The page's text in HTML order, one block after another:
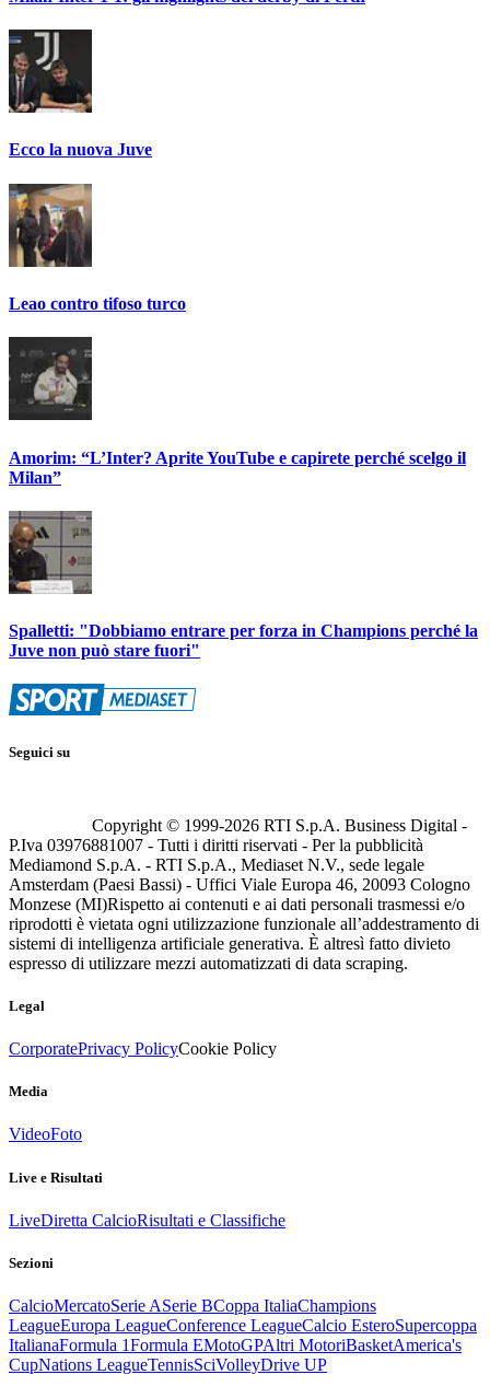
Ecco la nuova Juve
Leao contro tifoso turco
Amorim: “L’Inter? Aprite YouTube e capirete perché scelgo il
Milan”
Spalletti: "Dobbiamo entrare per forza in Champions perché la
Juve non può stare fuori"
Seguici su
Copyright © 1999-2026 RTI S.p.A. Business Digital -
P.Iva 03976881007 - Tutti i diritti riservati - Per la pubblicità
Mediamond S.p.A. - RTI S.p.A., Mediaset N.V., sede legale
Amsterdam (Paesi Bassi) - Uffici Viale Europa 46, 20093 Cologno
Monzese (MI)Rispetto ai contenuti e ai dati personali trasmessi e/o
riprodotti è vietata ogni utilizzazione funzionale all’addestramento di
sistemi di intelligenza artificiale generativa. È altresì fatto divieto
espresso di utilizzare mezzi automatizzati di data scraping.
Legal
CorporatePrivacy PolicyCookie Policy
Media
VideoFoto
Live e Risultati
LiveDiretta CalcioRisultati e Classifiche
Sezioni
CalcioMercatoSerie ASerie BCoppa ItaliaChampions
LeagueEuropa LeagueConference LeagueCalcio EsteroSupercoppa
ItalianaFormula 1Formula EMotoGPAltri MotoriBasketAmerica's
CupNations LeagueTennisSciVolleyDrive UP